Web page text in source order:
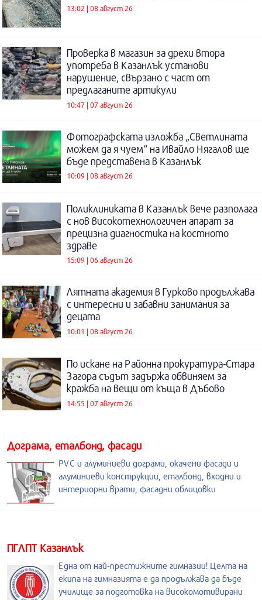
13:02 | 08 август 26
Проверка в магазин за дрехи втора
употреба в Казанлък установи
нарушение, свързано с част от
предлаганите артикули
10:47 | 07 август 26
Фотографската изложба „Светлината
можем да я чуем“ на Ивайло Нягалов ще
бъде представена в Казанлък
10:09 | 08 август 26
Поликлиниката в Казанлък вече разполага
с нов високотехнологичен апарат за
прецизна диагностика на костното
здраве
15:09 | 06 август 26
Лятната академия в Гурково продължава
с интересни и забавни занимания за
децата
10:01 | 08 август 26
По искане на Районна прокуратура-Стара
Загора съдът задържа обвиняем за
кражба на вещи от къща в Дъбово
14:55 | 07 август 26
Дограма, еталбонд, фасади
PVC и алуминиеви дограми, окачени фасади и
алуминиеви конструкции, еталбонд, входни и
интериорни врати, фасадни облицовки
ПГЛПТ Казанлък
Една от най-престижните гимназии! Целта на
екипа на гимназията е да продължава да бъде
училище за подготовка на високомотивирани